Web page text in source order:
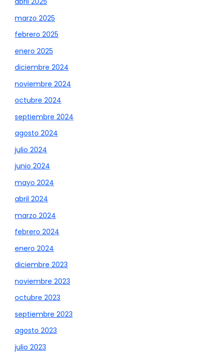
marzo 2025
febrero 2025
enero 2025
diciembre 2024
noviembre 2024
octubre 2024
septiembre 2024
agosto 2024
julio 2024
junio 2024
mayo 2024
abril 2024
marzo 2024
febrero 2024
enero 2024
diciembre 2023
noviembre 2023
octubre 2023
septiembre 2023
agosto 2023
julio 2023